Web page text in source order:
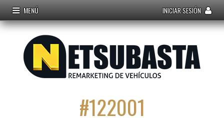
MENÚ INICIAR SESIÓN
#122001